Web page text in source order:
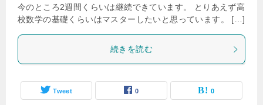
今のところ2週間くらいは継続できています。 とりあえず高
校数学の基礎くらいはマスターしたいと思っています。 […]
続きを読む
Tweet 0 0